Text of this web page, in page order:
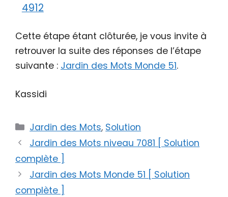
4912
Cette étape étant clôturée, je vous invite à
retrouver la suite des réponses de l’étape
suivante : Jardin des Mots Monde 51.
Kassidi
Catégories
Jardin des Mots, Solution
Jardin des Mots niveau 7081 [ Solution
complète ]
Jardin des Mots Monde 51 [ Solution
complète ]